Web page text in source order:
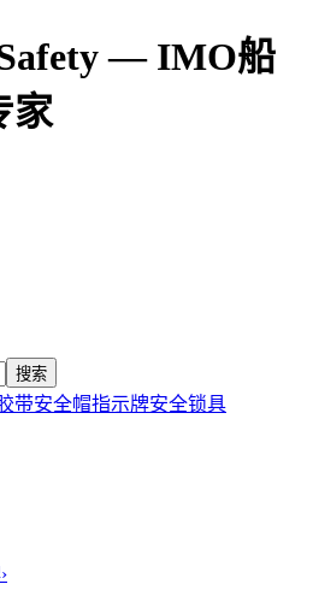
— IMO船
家
搜索
带安全帽指示牌安全锁具
›